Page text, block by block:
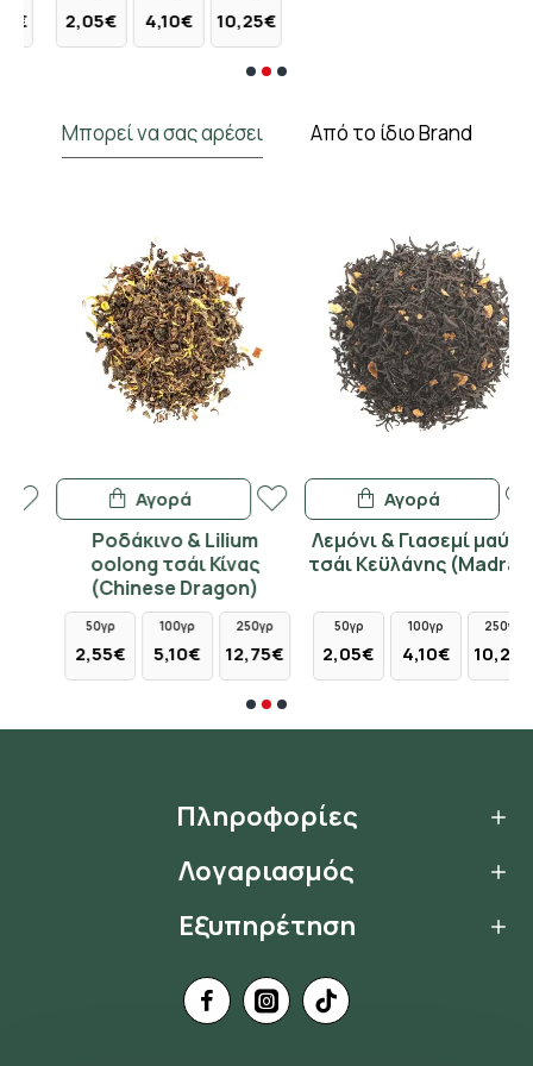
2,05€ 4,10€ 10,25€
Μπορεί να σας αρέσει Από το ίδιο Brand
Ροδάκινο & Lilium
oolong τσάι Κίνας
(Chinese Dragon)
2,55€
100γρ
5,10€
250γρ
12,75€
Αγορά
Λεμόνι & Γιασεμί μαύρο
τσάι Κεϋλάνης (Madras)
2,05€
100γρ
4,10€
250γρ
10,25€
Αγορά
Πληροφορίες
Λογαριασμός
Εξυπηρέτηση